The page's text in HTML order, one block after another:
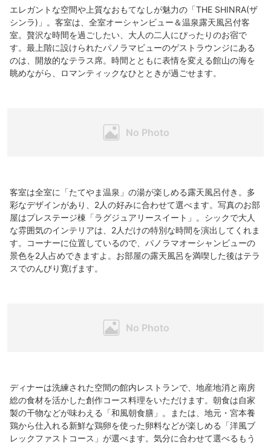
エレガントな空間や上質なおもてなしが魅力の「THE SHINRA(ザ
シンラ)」。客室は、全室オーシャンビュー＆温泉露天風呂付客
室。贅沢な時間を過ごしたい、大人の二人にぴったりのお宿で
す。最上階に設けられたパノラマビューのゲストラウンジにある
のは、開放的なテラス席。時間とともに表情を変える館山の海を
眺めながら、ロマンティックなひとときが過ごせます。
客室は全室に「たてやま温泉」の湯が楽しめる露天風呂付き。多
彩なデザインがあり、2人の好みに合わせて選べます。写真のお部
屋はプレステージ棟「ラグジュアリースイート」。シックで大人
な雰囲気のインテリアは、2人だけの特別な時間を演出してくれま
す。コーナーに位置しているので、パノラマオーシャンビューの
景色を2人占めできますよ。お部屋の露天風呂を満喫した後はテラ
スでのんびり寛げます。
ディナーは洗練された空間の館内レストランで、地産地消と南房
総の食材を活かした創作コース料理をいただけます。朝食は自家
製の干物などが味わえる「和風朝食膳」。または、地元・宮本養
鶏から仕入れる新鮮な鶏卵を使った卵料などが楽しめる「洋風ブ
レックファストコース」が選べます。気分に合わせて選べるもう